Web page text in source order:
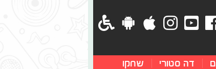
דה סטורי שחקו